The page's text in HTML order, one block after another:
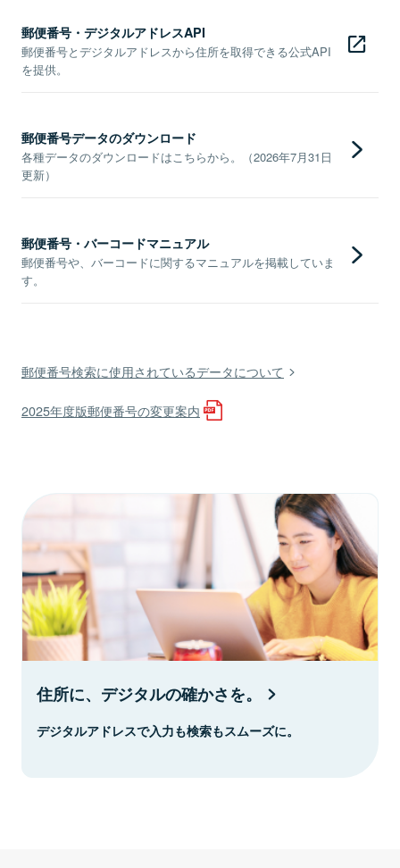
郵便番号・デジタルアドレスAPI
郵便番号とデジタルアドレスから住所を取得できる公式API
を提供。
郵便番号データのダウンロード
各種データのダウンロードはこちらから。（2026年7月31日
更新）
郵便番号・バーコードマニュアル
郵便番号や、バーコードに関するマニュアルを掲載していま
す。
郵便番号検索に使用されているデータについて
2025年度版郵便番号の変更案内
住所に、デジタルの確かさを。
デジタルアドレスで入力も検索もスムーズに。